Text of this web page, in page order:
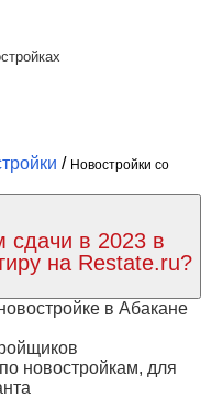
/ Новостройки со
сдачи в 2023 в
на Restate.ru?
в Абакане
новостройкам, для